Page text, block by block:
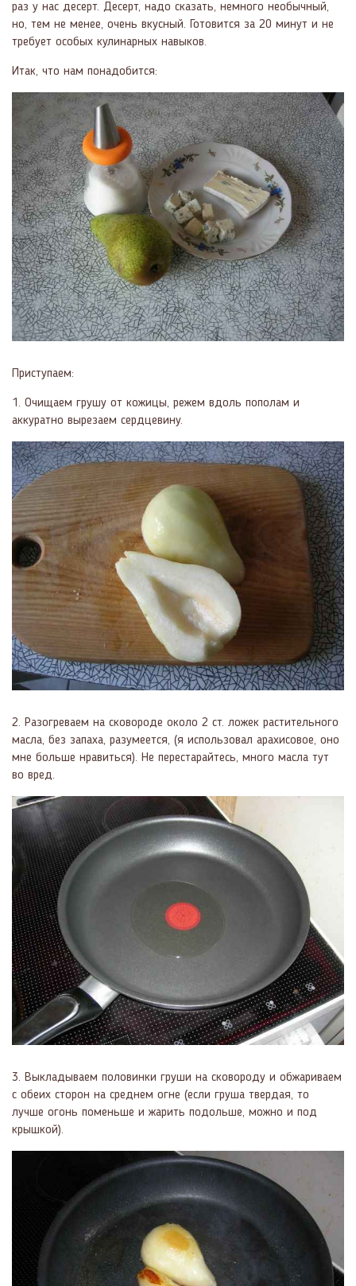
раз у нас десерт. Десерт, надо сказать, немного необычный,
но, тем не менее, очень вкусный. Готовится за 20 минут и не
требует особых кулинарных навыков.
Итак, что нам понадобится:
Приступаем:
1. Очищаем грушу от кожицы, режем вдоль пополам и
аккуратно вырезаем сердцевину.
2. Разогреваем на сковороде около 2 ст. ложек растительного
масла, без запаха, разумеется, (я использовал арахисовое, оно
мне больше нравиться). Не перестарайтесь, много масла тут
во вред.
3. Выкладываем половинки груши на сковороду и обжариваем
с обеих сторон на среднем огне (если груша твердая, то
лучше огонь поменьше и жарить подольше, можно и под
крышкой).